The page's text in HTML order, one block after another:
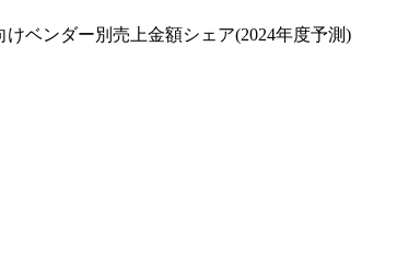
ベンダー別売上金額シェア(2024年度予測)